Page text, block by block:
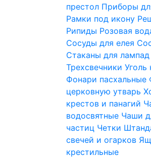
престол Приборы
Рамки под икону
Рипиды Розовая
Сосуды для елея
Стаканы для лампад
Трехсвечники Уголь
Фонари пасхальные
церковную утварь
крестов и панагий
водосвятные Чаши
частиц Четки
свечей и огарков
крестильные